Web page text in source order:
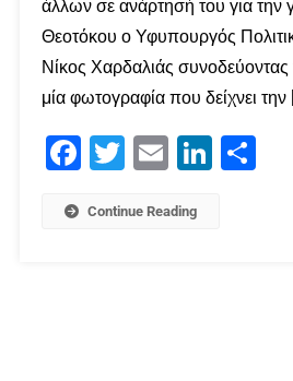
άλλων σε ανάρτησή του για την
Θεοτόκου ο Υφυπουργός
Νίκος Χαρδαλιάς
μία φωτογραφία που δείχνει την
Facebook
Twitter Email LinkedIn
Continue Reading